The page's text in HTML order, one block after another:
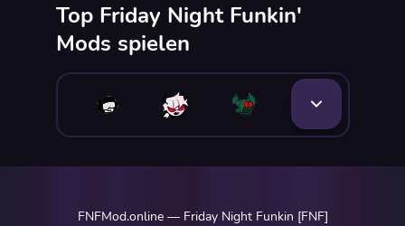
Top Friday Night Funkin'
Mods spielen
FNFMod.online — Friday Night Funkin [FNF]